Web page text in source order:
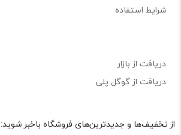
شرایط استفاده
دریافت از بازار
دریافت از گوگل پلی
از تخفیف‌ها و جدیدترین‌های فروشگاه باخبر شوید: